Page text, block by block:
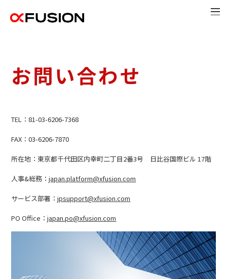
お問い合わせ
TEL：81-03-6206-7368
FAX：03-6206-7870
所在地：東京都千代田区内幸町二丁目2番3号 日比谷国際ビル 17階
人事&総務：japan.platform@xfusion.com
サービス部署：jpsupport@xfusion.com
PO Office：japan.po@xfusion.com